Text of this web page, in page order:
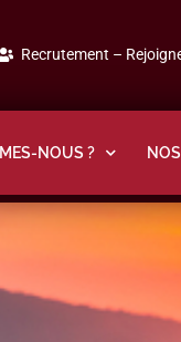
Recrutement –
NOUS ?